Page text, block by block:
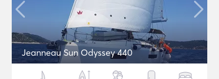
Jeanneau Sun Odyssey 440